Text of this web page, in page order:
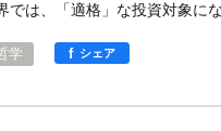
では、「適格」な投資対象に
学 f シェア